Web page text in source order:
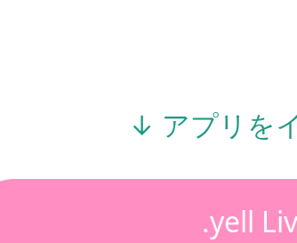
↓ アプリを
.yell